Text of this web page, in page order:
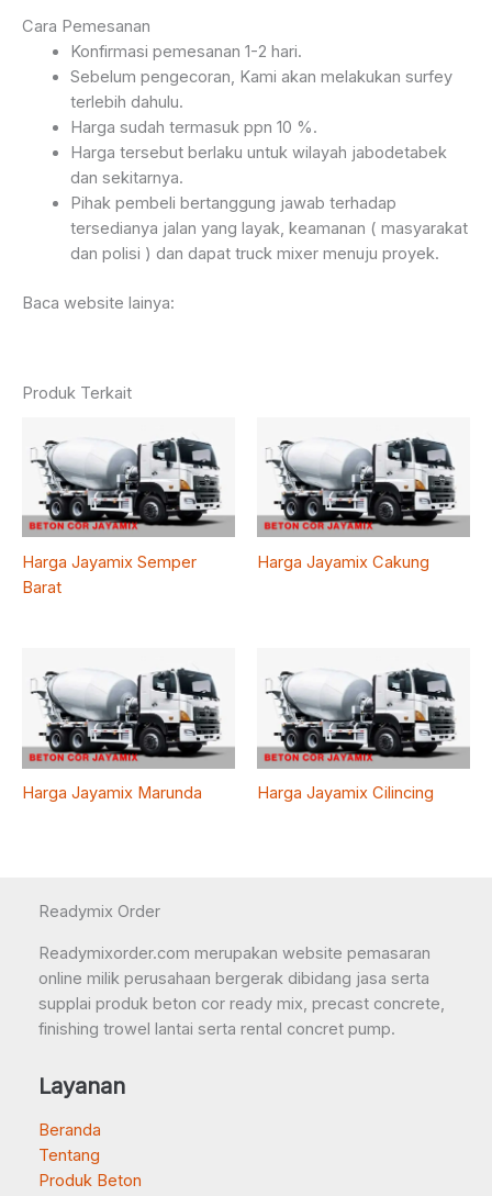
Cara Pemesanan
Konfirmasi pemesanan 1-2 hari.
Sebelum pengecoran, Kami akan melakukan surfey
terlebih dahulu.
Harga sudah termasuk ppn 10 %.
Harga tersebut berlaku untuk wilayah jabodetabek
dan sekitarnya.
Pihak pembeli bertanggung jawab terhadap
tersedianya jalan yang layak, keamanan ( masyarakat
dan polisi ) dan dapat truck mixer menuju proyek.
Baca website lainya:
Produk Terkait
Harga Jayamix Semper
Barat
Harga Jayamix Cakung
Harga Jayamix Marunda Harga Jayamix Cilincing
Readymix Order
Readymixorder.com merupakan website pemasaran
online milik perusahaan bergerak dibidang jasa serta
supplai produk beton cor ready mix, precast concrete,
finishing trowel lantai serta rental concret pump.
Layanan
Beranda
Tentang
Produk Beton